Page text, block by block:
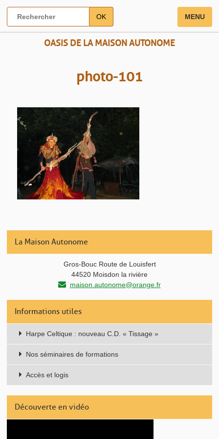
OASIS DE LA MAISON AUTONOME
MENU
photo-101
OK
La Maison Autonome
Gros-Bouc Route de Louisfert
44520 Moisdon la rivière
maison.autonome@orange.fr
Informations utiles
Harpe Celtique : nouveau C.D. « Tissage »
Nos séminaires de formations
Accès et logis
Découverte en vidéo